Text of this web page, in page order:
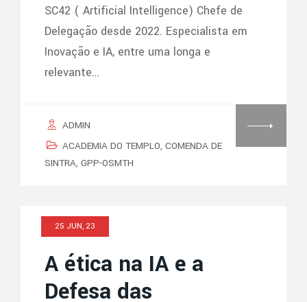
SC42 ( Artificial Intelligence) Chefe de
Delegação desde 2022. Especialista em
Inovação e IA, entre uma longa e
relevante…
ADMIN
ACADEMIA DO TEMPLO, COMENDA DE
SINTRA, GPP-OSMTH
25 JUN, 23
A ética na IA e a
Defesa das